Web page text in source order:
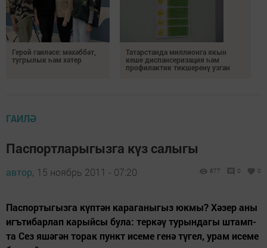
Герой гаиләсе: мәхәббәт,
тугрылык һәм хәтер
Татарстанда миллионга якын
кеше диспансеризация һәм
профилактик тикшеренү узган
ГАИЛӘ
Паспортларыгызга күз салыгы
автор, 15 ноябрь 2011 - 07:20 877 0 0
Пас­по­рты­гыз­га күп­тән ка­ра­га­ны­гыз юк­мы? Хә­зер аны
игъ­ти­бар­лап ка­рый­сы була: тер­кәү ту­рын­да­гы штамп­
та Сез яшә­гән то­рак пункт исе­ме ге­нә тү­гел, урам исе­ме